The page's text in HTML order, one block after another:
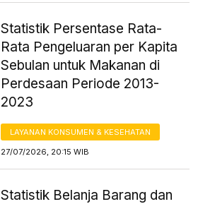
Statistik Persentase Rata-
Rata Pengeluaran per Kapita
Sebulan untuk Makanan di
Perdesaan Periode 2013-
2023
LAYANAN KONSUMEN & KESEHATAN
27/07/2026, 20:15 WIB
Statistik Belanja Barang dan